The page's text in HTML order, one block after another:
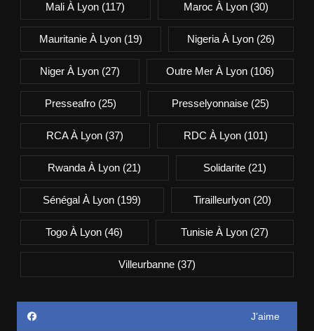
Mali À Lyon (117) Maroc À Lyon(30)
Mauritanie À Lyon(19) Nigeria À Lyon (26)
Niger À Lyon(27) Outre Mer À Lyon (106)
Presseafro(25) Presselyonnaise (25)
RCA À Lyon (37) RDC À Lyon(101)
Rwanda À Lyon (21) Solidarite(21)
Sénégal À Lyon (199) Tirailleurlyon(20)
Togo À Lyon (46) Tunisie À Lyon(27)
Villeurbanne(37)
J’aime